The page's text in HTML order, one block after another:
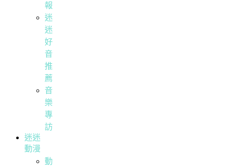
報
迷
迷
好
音
推
薦
音
樂
專
訪
迷迷
動漫
動